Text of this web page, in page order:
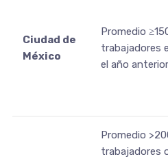
Ciudad de
México
Promedio
trabajadores
el año anterior
Promedio
trabajadores